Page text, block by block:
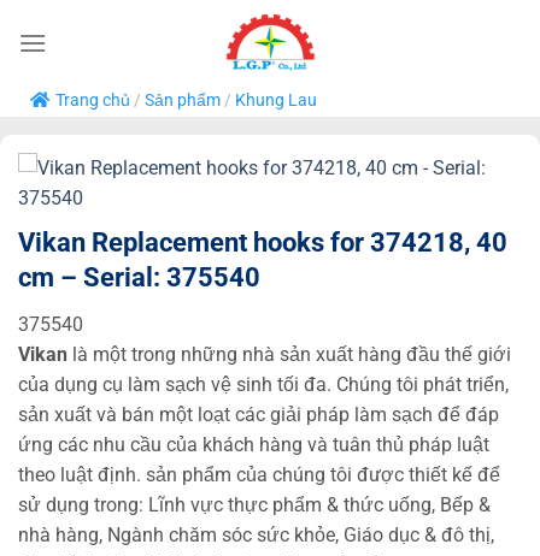
qua
dung
Trang chủ / Sản phẩm/ Khung Lau
Vikan Replacement hooks for 374218, 40
cm – Serial: 375540
375540
Vikan là một trong những nhà sản xuất hàng đầu thế giới
của dụng cụ làm sạch vệ sinh tối đa. Chúng tôi phát triển,
sản xuất và bán một loạt các giải pháp làm sạch để đáp
ứng các nhu cầu của khách hàng và tuân thủ pháp luật
theo luật định. sản phẩm của chúng tôi được thiết kế để
sử dụng trong: Lĩnh vực thực phẩm & thức uống, Bếp &
nhà hàng, Ngành chăm sóc sức khỏe, Giáo dục & đô thị,